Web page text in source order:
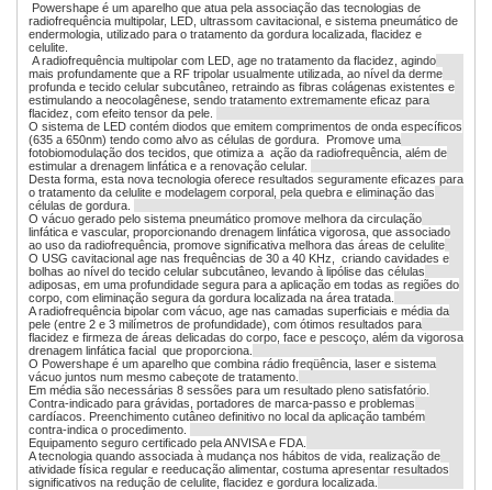
Powershape é um aparelho que atua pela associação das tecnologias de
radiofrequência multipolar, LED, ultrassom cavitacional, e sistema pneumático de
endermologia, utilizado para o tratamento da gordura localizada, flacidez e
celulite.
A radiofrequência multipolar com LED, age no tratamento da flacidez, agindo
mais profundamente que a RF tripolar usualmente utilizada, ao nível da derme
profunda e tecido celular subcutâneo, retraindo as fibras colágenas existentes e
estimulando a neocolagênese, sendo tratamento extremamente eficaz para
flacidez, com efeito tensor da pele.
O sistema de LED contém diodos que emitem comprimentos de onda específicos
(635 a 650nm) tendo como alvo as células de gordura. Promove uma
fotobiomodulação dos tecidos, que otimiza a ação da radiofrequência, além de
estimular a drenagem linfática e a renovação celular.
Desta forma, esta nova tecnologia oferece resultados seguramente eficazes para
o tratamento da celulite e modelagem corporal, pela quebra e eliminação das
células de gordura.
O vácuo gerado pelo sistema pneumático promove melhora da circulação
linfática e vascular, proporcionando drenagem linfática vigorosa, que associado
ao uso da radiofrequência, promove significativa melhora das áreas de celulite
O USG cavitacional age nas frequências de 30 a 40 KHz, criando cavidades e
bolhas ao nível do tecido celular subcutâneo, levando à lipólise das células
adiposas, em uma profundidade segura para a aplicação em todas as regiões do
corpo, com eliminação segura da gordura localizada na área tratada.
A radiofrequência bipolar com vácuo, age nas camadas superficiais e média da
pele (entre 2 e 3 milímetros de profundidade), com ótimos resultados para
flacidez e firmeza de áreas delicadas do corpo, face e pescoço, além da vigorosa
drenagem linfática facial que proporciona.
O Powershape é um aparelho que combina rádio freqüência, laser e sistema
vácuo juntos num mesmo cabeçote de tratamento.
Em média são necessárias 8 sessões para um resultado pleno satisfatório.
Contra-indicado para grávidas, portadores de marca-passo e problemas
cardíacos. Preenchimento cutâneo definitivo no local da aplicação também
contra-indica o procedimento.
Equipamento seguro certificado pela ANVISA e FDA.
A tecnologia quando associada à mudança nos hábitos de vida, realização de
atividade física regular e reeducação alimentar, costuma apresentar resultados
significativos na redução de celulite, flacidez e gordura localizada.